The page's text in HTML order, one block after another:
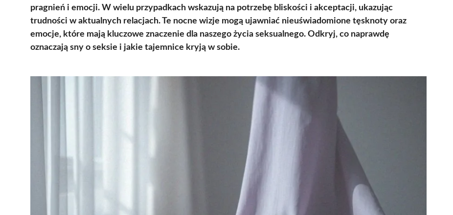
pragnień i emocji. W wielu przypadkach wskazują na potrzebę bliskości i akceptacji, ukazując
trudności w aktualnych relacjach. Te nocne wizje mogą ujawniać nieuświadomione tęsknoty oraz
emocje, które mają kluczowe znaczenie dla naszego życia seksualnego. Odkryj, co naprawdę
oznaczają sny o seksie i jakie tajemnice kryją w sobie.